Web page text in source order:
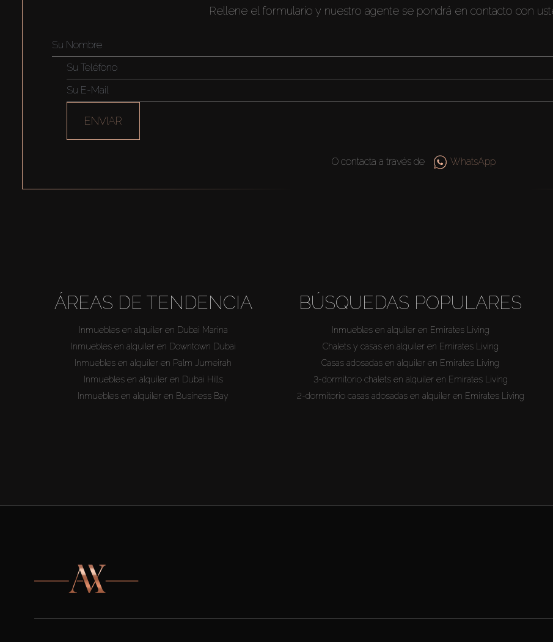
Rellene el formulario y nuestro agente se pondrá en contacto con
ENVIAR
O contacta a través de WhatsApp
ÁREAS DE TENDENCIA
Inmuebles en alquiler en Dubai Marina
Inmuebles en alquiler en Downtown Dubai
Inmuebles en alquiler en Palm Jumeirah
Inmuebles en alquiler en Dubai Hills
Inmuebles en alquiler en Business Bay
BÚSQUEDAS POPULARES
Inmuebles en alquiler en Emirates Living
Chalets y casas en alquiler en Emirates Living
Casas adosadas en alquiler en Emirates Living
3-dormitorio chalets en alquiler en Emirates Living
2-dormitorio casas adosadas en alquiler en Emirates Living